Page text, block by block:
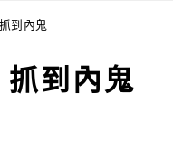
到內鬼
到內鬼